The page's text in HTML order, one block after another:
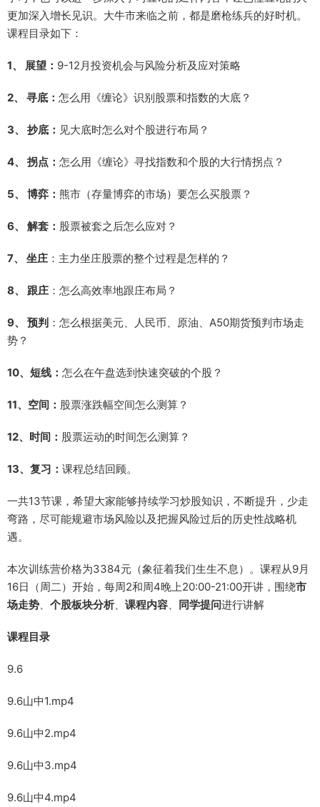
更加深入增长见识。大牛市来临之前，都是磨枪练兵的好时机。
课程目录如下：
1、 展望： 9-12月投资机会与风险分析及应对策略
2、 寻底： 怎么用《缠论》识别股票和指数的大底？
3、 抄底： 见大底时怎么对个股进行布局？
4、 拐点： 怎么用《缠论》寻找指数和个股的大行情拐点？
5、 博弈： 熊市（存量博弈的市场）要怎么买股票？
6、 解套： 股票被套之后怎么应对？
7、 坐庄 ：主力坐庄股票的整个过程是怎样的？
8、 跟庄 ：怎么高效率地跟庄布局？
9、 预判 ：怎么根据美元、人民币、原油、A50期货预判市场走
势？
10、短线： 怎么在午盘选到快速突破的个股？
11、空间： 股票涨跌幅空间怎么测算？
12、时间： 股票运动的时间怎么测算？
13、复习： 课程总结回顾。
一共13节课，希望大家能够持续学习炒股知识，不断提升，少走
弯路，尽可能规避市场风险以及把握风险过后的历史性战略机
遇。
本次训练营价格为3384元（象征着我们生生不息）。课程从9月
16日（周二）开始，每周2和周4晚上20:00-21:00开讲，围绕市
场走势、 个股板块分析、 课程内容、 同学提问进行讲解
课程目录
9.6
9.6山中1.mp4
9.6山中2.mp4
9.6山中3.mp4
9.6山中4.mp4